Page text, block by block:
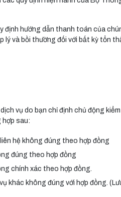
định hướng dẫn thanh toán của
lý và bồi thường đối với bất kỳ tổn
vụ do bạn chỉ định chủ động
hợp sau:
hệ không đúng theo hợp đồng
đúng theo hợp đồng
chính xác theo hợp đồng.
khác không đúng với hợp đồng.